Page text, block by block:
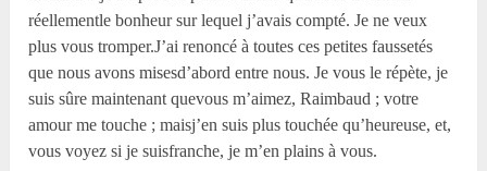
réellementle bonheur sur lequel j’avais compté. Je ne veux
plus vous tromper.J’ai renoncé à toutes ces petites faussetés
que nous avons misesd’abord entre nous. Je vous le répète, je
suis sûre maintenant quevous m’aimez, Raimbaud ; votre
amour me touche ; maisj’en suis plus touchée qu’heureuse, et,
vous voyez si je suisfranche, je m’en plains à vous.